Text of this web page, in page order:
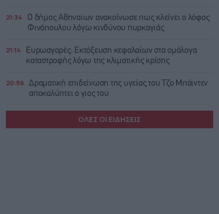
21:34
Ο δήμος Αθηναίων ανακοίνωσε πως κλείνει ο λόφος
Φινόπουλου λόγω κινδύνου πυρκαγιάς
21:14
Ευρωαγορές: Εκτόξευση κεφαλαίων στα ομόλογα
καταστροφής λόγω της κλιματικής κρίσης
20:56 Δραματική επιδείνωση της υγείας του Τζο Μπάιντεν
αποκαλύπτει ο γιος του
ΟΛΕΣ ΟΙ ΕΙΔΗΣΕΙΣ